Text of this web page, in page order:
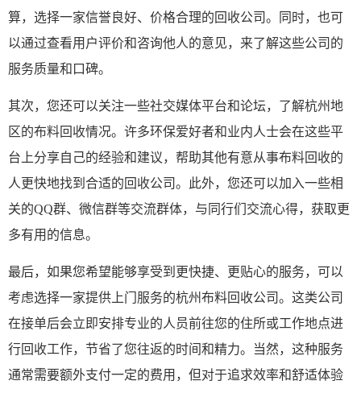
算，选择一家信誉良好、价格合理的回收公司。同时，也可
以通过查看用户评价和咨询他人的意见，来了解这些公司的
服务质量和口碑。
其次，您还可以关注一些社交媒体平台和论坛，了解杭州地
区的布料回收情况。许多环保爱好者和业内人士会在这些平
台上分享自己的经验和建议，帮助其他有意从事布料回收的
人更快地找到合适的回收公司。此外，您还可以加入一些相
关的QQ群、微信群等交流群体，与同行们交流心得，获取更
多有用的信息。
最后，如果您希望能够享受到更快捷、更贴心的服务，可以
考虑选择一家提供上门服务的杭州布料回收公司。这类公司
在接单后会立即安排专业的人员前往您的住所或工作地点进
行回收工作，节省了您往返的时间和精力。当然，这种服务
通常需要额外支付一定的费用，但对于追求效率和舒适体验